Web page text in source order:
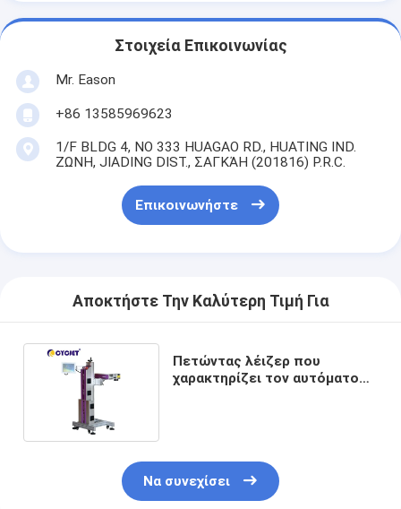
Στοιχεία Επικοινωνίας
Mr. Eason
+86 13585969623
1/F BLDG 4, ΝΟ 333 HUAGAO RD., HUATING IND.
ΖΩΝΗ, JIADING DIST., ΣΑΓΚΆΗ (201816) P.R.C.
Επικοινωνήστε
Αποκτήστε Την Καλύτερη Τιμή Για
Πετώντας λέιζερ που
χαρακτηρίζει τον αυτόματο
Να συνεχίσει